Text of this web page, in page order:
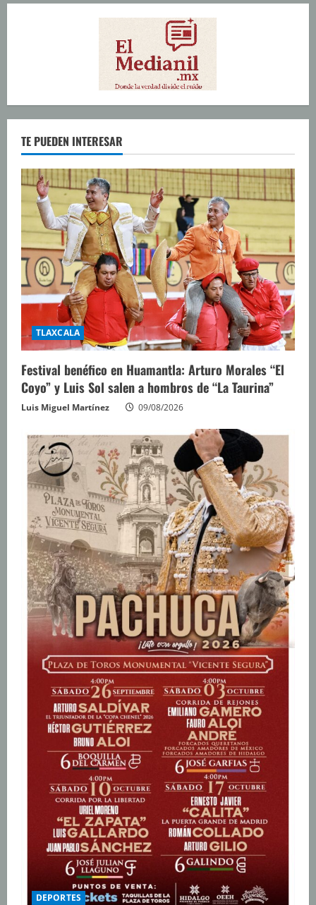
TE PUEDEN INTERESAR
TLAXCALA
Festival benéfico en Huamantla: Arturo Morales “El
Coyo” y Luis Sol salen a hombros de “La Taurina”
Luis Miguel Martínez 09/08/2026
DEPORTES